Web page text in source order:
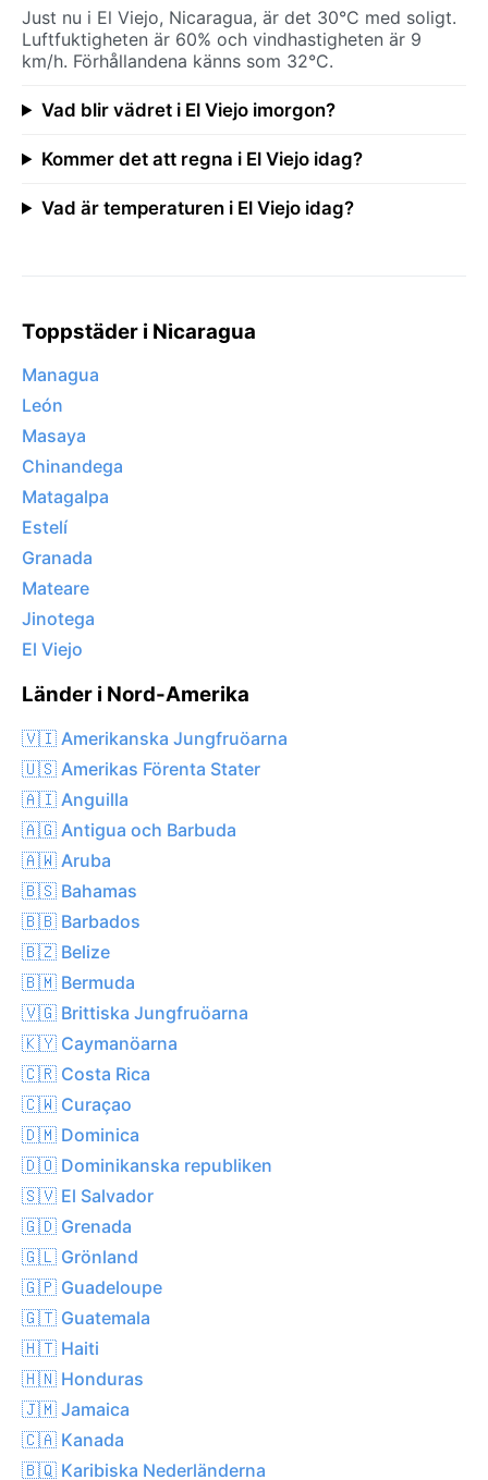
Just nu i El Viejo, Nicaragua, är det 30°C med soligt.
Luftfuktigheten är 60% och vindhastigheten är 9
km/h. Förhållandena känns som 32°C.
Vad blir vädret i El Viejo imorgon?
Kommer det att regna i El Viejo idag?
Vad är temperaturen i El Viejo idag?
Toppstäder i Nicaragua
Managua
León
Masaya
Chinandega
Matagalpa
Estelí
Granada
Mateare
Jinotega
El Viejo
Länder i Nord-Amerika
🇻🇮 Amerikanska Jungfruöarna
🇺🇸 Amerikas Förenta Stater
🇦🇮 Anguilla
🇦🇬 Antigua och Barbuda
🇦🇼 Aruba
🇧🇸 Bahamas
🇧🇧 Barbados
🇧🇿 Belize
🇧🇲 Bermuda
🇻🇬 Brittiska Jungfruöarna
🇰🇾 Caymanöarna
🇨🇷 Costa Rica
🇨🇼 Curaçao
🇩🇲 Dominica
🇩🇴 Dominikanska republiken
🇸🇻 El Salvador
🇬🇩 Grenada
🇬🇱 Grönland
🇬🇵 Guadeloupe
🇬🇹 Guatemala
🇭🇹 Haiti
🇭🇳 Honduras
🇯🇲 Jamaica
🇨🇦 Kanada
🇧🇶 Karibiska Nederländerna